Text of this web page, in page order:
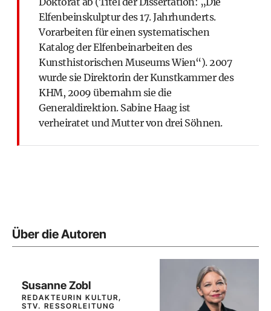
Elfenbeinskulptur des 17. Jahrhunderts.
Vorarbeiten für einen systematischen
Katalog der Elfenbeinarbeiten des
Kunsthistorischen Museums Wien“). 2007
wurde sie Direktorin der Kunstkammer des
KHM, 2009 übernahm sie die
Generaldirektion. Sabine Haag ist
verheiratet und Mutter von drei Söhnen.
Über die Autoren
Susanne Zobl
REDAKTEURIN KULTUR,
STV. RESSORLEITUNG